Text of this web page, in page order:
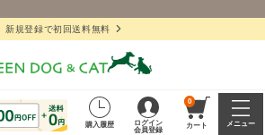
新規登録で初回送料無料
購入履歴
ログイン
会員登録
0
カート メニュー